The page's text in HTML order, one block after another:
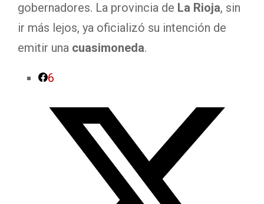
gobernadores. La provincia de La Rioja, sin
ir más lejos, ya oficializó su intención de
emitir una cuasimoneda.
6